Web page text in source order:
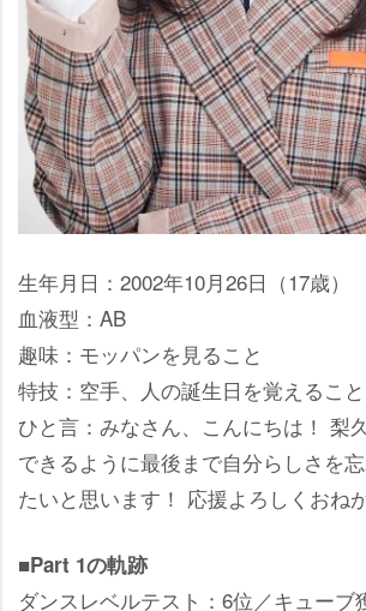
生年月日：2002年10月26日（17歳）
血液型：AB
趣味：モッパンを見ること
特技：空手、人の誕生日を覚えること
ひと言：みなさん、こんにちは！ 梨
できるように最後まで自分らしさを
たいと思います！ 応援よろしくおね
■Part 1の軌跡
ダンスレベルテスト：6位／キューブ